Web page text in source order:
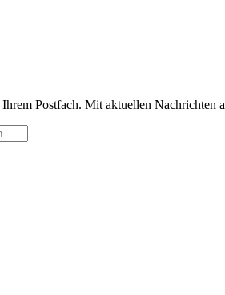
Postfach. Mit aktuellen